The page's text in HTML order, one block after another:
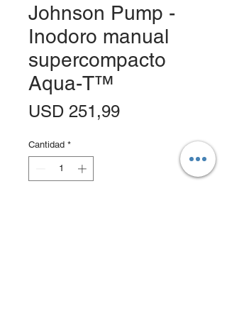
Johnson Pump -
Inodoro manual
supercompacto
Aqua-T™
USD 251,99Precio
Cantidad *